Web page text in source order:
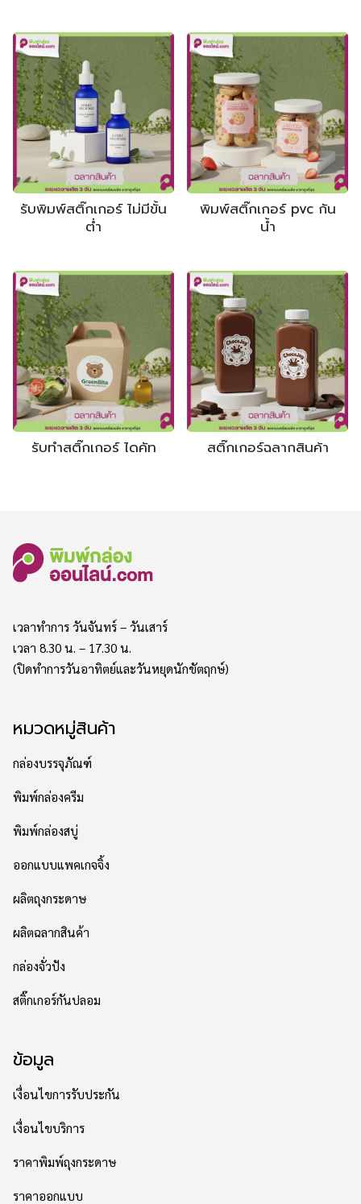
รับพิมพ์สติ๊กเกอร์ ไม่มีขั้น
ต่ำ
พิมพ์สติ๊กเกอร์ pvc กัน
น้ำ
รับทำสติ๊กเกอร์ ไดคัท สติ๊กเกอร์ฉลากสินค้า
เวลาทำการ วันจันทร์ – วันเสาร์
เวลา 8.30 น. – 17.30 น.
(ปิดทำการวันอาทิตย์และวันหยุดนักขัตฤกษ์)
หมวดหมู่สินค้า
กล่องบรรจุภัณฑ์
พิมพ์กล่องครีม
พิมพ์กล่องสบู่
ออกแบบแพคเกจจิ้ง
ผลิตถุงกระดาษ
ผลิตฉลากสินค้า
กล่องจั่วปัง
สติ๊กเกอร์กันปลอม
ข้อมูล
เงื่อนไขการรับประกัน
เงื่อนไขบริการ
ราคาพิมพ์ถุงกระดาษ
ราคาออกแบบ